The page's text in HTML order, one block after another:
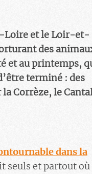
Loire et le Loir-et-
des
et au printemps,
terminé : des
Corrèze, le
dans la
seuls et partout où